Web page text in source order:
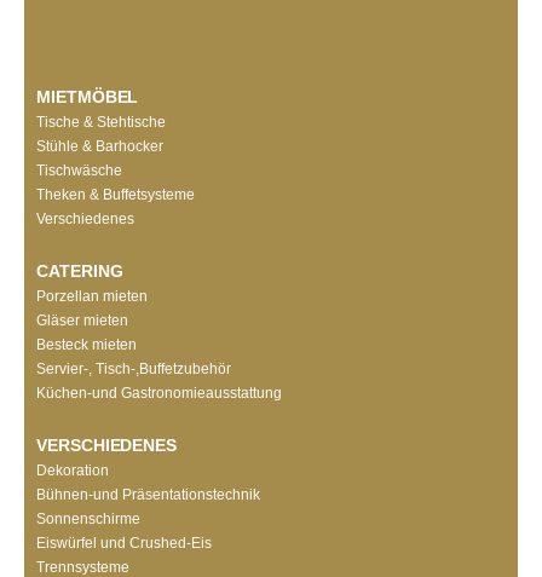
MIETMÖBEL
Tische & Stehtische
Stühle & Barhocker
Tischwäsche
Theken & Buffetsysteme
Verschiedenes
CATERING
Porzellan mieten
Gläser mieten
Besteck mieten
Servier-, Tisch-,Buffetzubehör
Küchen-und Gastronomieausstattung
VERSCHIEDENES
Dekoration
Bühnen-und Präsentationstechnik
Sonnenschirme
Eiswürfel und Crushed-Eis
Trennsysteme